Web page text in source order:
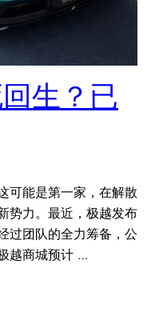
生？已
可能是第一家，在解散
势力。最近，极越发布
过团队的全力筹备，公
越商城预计 …